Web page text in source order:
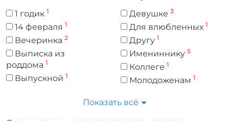
1 годик 1
14 февраля 1
Вечеринка 2
Выписка из
роддома 1
Выпускной 1
Девушке 3
Для влюбленных 1
Другу 1
Имениннику 5
Коллеге 1
Молодоженам 1
Ребенку
Показать всё